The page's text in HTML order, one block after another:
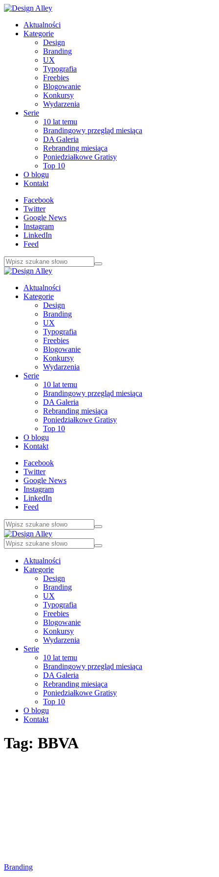
Aktualności
Kategorie
Design
Branding
UX
Typografia
Freebies
Blogowanie
Konkursy
Wydarzenia
Serie
10 lat temu
Brandingowy przegląd miesiąca
DA Galeria
Rebranding miesiąca
Poniedziałkowe Gratisy
Top 10
O blogu
Kontakt
Facebook
Twitter
Google News
Instagram
LinkedIn
Feed
Aktualności
Kategorie
Design
Branding
UX
Typografia
Freebies
Blogowanie
Konkursy
Wydarzenia
Serie
10 lat temu
Brandingowy przegląd miesiąca
DA Galeria
Rebranding miesiąca
Poniedziałkowe Gratisy
Top 10
O blogu
Kontakt
Facebook
Twitter
Google News
Instagram
LinkedIn
Feed
Aktualności
Kategorie
Design
Branding
UX
Typografia
Freebies
Blogowanie
Konkursy
Wydarzenia
Serie
10 lat temu
Brandingowy przegląd miesiąca
DA Galeria
Rebranding miesiąca
Poniedziałkowe Gratisy
Top 10
O blogu
Kontakt
Tag: BBVA
Branding